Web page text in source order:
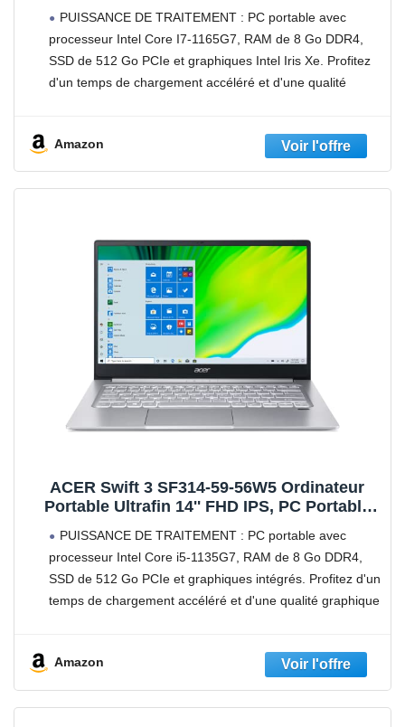
Intel Iris XE, Windows 10) - Clavier AZERTY
(Français), Laptop Gris
PUISSANCE DE TRAITEMENT : PC portable avec
processeur Intel Core I7-1165G7, RAM de 8 Go DDR4,
SSD de 512 Go PCIe et graphiques Intel Iris Xe. Profitez
d'un temps de chargement accéléré et d'une qualité
Amazon
ACER Swift 3 SF314-59-56W5 Ordinateur
Portable Ultrafin 14'' FHD IPS, PC Portable
Intel Iris Xe Graphics, Windows 10) Clavier
AZERTY (Français), Laptop Gris
PUISSANCE DE TRAITEMENT : PC portable avec
processeur Intel Core i5-1135G7, RAM de 8 Go DDR4,
SSD de 512 Go PCIe et graphiques intégrés. Profitez d'un
temps de chargement accéléré et d'une qualité graphique
Amazon